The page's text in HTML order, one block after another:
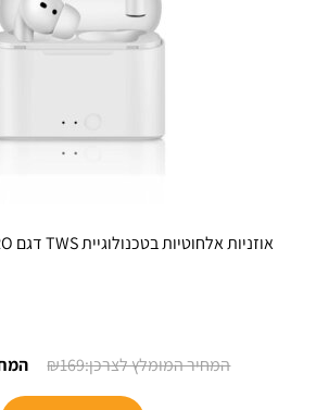
המוצר
אוזניות אלחוטיות בטכנולוגיית TWS דגם i11 PRO החדש 2021!
₪169
המחיר
המקורי